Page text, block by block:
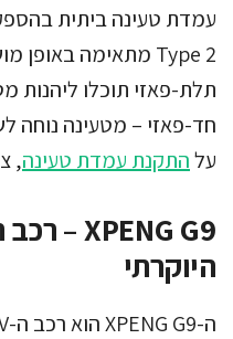
תלת-פאזי תוכלו ליהנות
חד-פאזי – מטעינה נוחה
עלהתקנת עמדת טעינה,
היוקרתי